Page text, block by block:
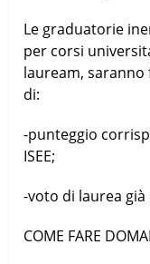
Le graduatorie
per corsi
lauream,
di:
-punteggio
ISEE;
-voto di laurea
COME FARE